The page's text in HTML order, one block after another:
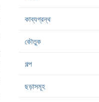
কাব্যগ্রন্থ
কৌতুক
গল্প
ছড়াসমূহ